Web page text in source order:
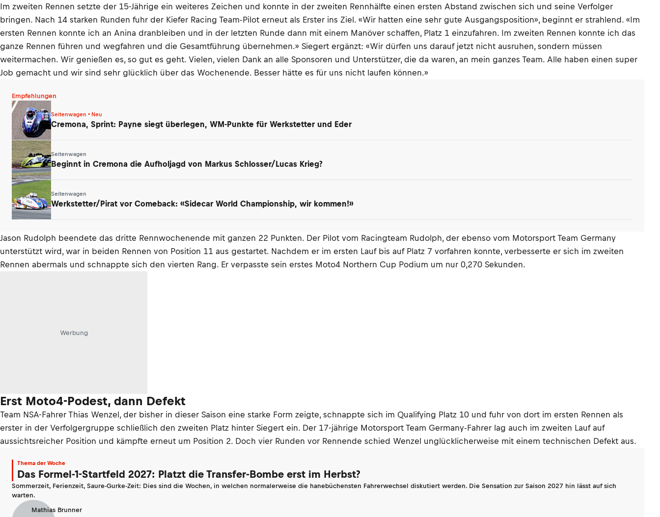
Im zweiten Rennen setzte der 15-Jährige ein weiteres Zeichen und konnte in der zweiten Rennhälfte einen ersten Abstand zwischen sich und seine Verfolger
bringen. Nach 14 starken Runden fuhr der Kiefer Racing Team-Pilot erneut als Erster ins Ziel. «Wir hatten eine sehr gute Ausgangsposition», beginnt er strahlend. «Im
ersten Rennen konnte ich an Anina dranbleiben und in der letzten Runde dann mit einem Manöver schaffen, Platz 1 einzufahren. Im zweiten Rennen konnte ich das
ganze Rennen führen und wegfahren und die Gesamtführung übernehmen.» Siegert ergänzt: «Wir dürfen uns darauf jetzt nicht ausruhen, sondern müssen
weitermachen. Wir genießen es, so gut es geht. Vielen, vielen Dank an alle Sponsoren und Unterstützer, die da waren, an mein ganzes Team. Alle haben einen super
Job gemacht und wir sind sehr glücklich über das Wochenende. Besser hätte es für uns nicht laufen können.»
Empfehlungen
Seitenwagen • Neu
Cremona, Sprint: Payne siegt überlegen, WM-Punkte für Werkstetter und Eder
Seitenwagen
Beginnt in Cremona die Aufholjagd von Markus Schlosser/Lucas Krieg?
Seitenwagen
Werkstetter/Pirat vor Comeback: «Sidecar World Championship, wir kommen!»
Jason Rudolph beendete das dritte Rennwochenende mit ganzen 22 Punkten. Der Pilot vom Racingteam Rudolph, der ebenso vom Motorsport Team Germany
unterstützt wird, war in beiden Rennen von Position 11 aus gestartet. Nachdem er im ersten Lauf bis auf Platz 7 vorfahren konnte, verbesserte er sich im zweiten
Rennen abermals und schnappte sich den vierten Rang. Er verpasste sein erstes Moto4 Northern Cup Podium um nur 0,270 Sekunden.
Werbung
Erst Moto4-Podest, dann Defekt
Team NSA-Fahrer Thias Wenzel, der bisher in dieser Saison eine starke Form zeigte, schnappte sich im Qualifying Platz 10 und fuhr von dort im ersten Rennen als
erster in der Verfolgergruppe schließlich den zweiten Platz hinter Siegert ein. Der 17-jährige Motorsport Team Germany-Fahrer lag auch im zweiten Lauf auf
aussichtsreicher Position und kämpfte erneut um Position 2. Doch vier Runden vor Rennende schied Wenzel unglücklicherweise mit einem technischen Defekt aus.
Thema der Woche
Das Formel-1-Startfeld 2027: Platzt die Transfer-Bombe erst im Herbst?
Sommerzeit, Ferienzeit, Saure-Gurke-Zeit: Dies sind die Wochen, in welchen normalerweise die hanebüchensten Fahrerwechsel diskutiert werden. Die Sensation zur Saison 2027 hin lässt auf sich
warten.
Mathias Brunner